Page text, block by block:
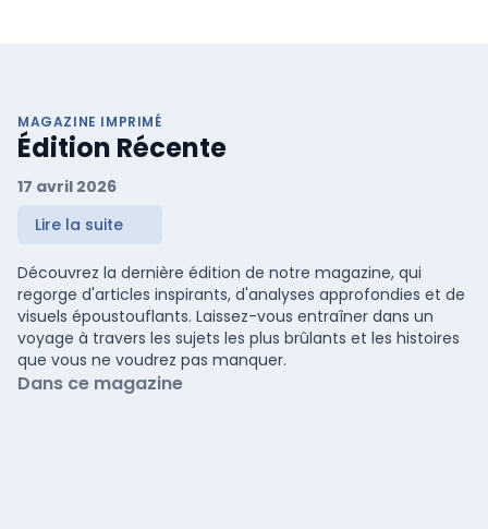
MAGAZINE IMPRIMÉ
Édition Récente
17 avril 2026
Lire la suite
Découvrez la dernière édition de notre magazine, qui
regorge d'articles inspirants, d'analyses approfondies et de
visuels époustouflants. Laissez-vous entraîner dans un
voyage à travers les sujets les plus brûlants et les histoires
que vous ne voudrez pas manquer.
Dans ce magazine